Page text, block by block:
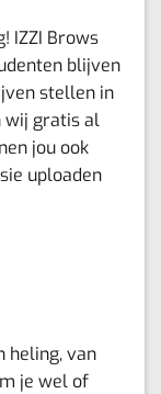
IZZI Brows
blijven
stellen in
wij gratis al
jou ook
uploaden
heling, van
je wel of